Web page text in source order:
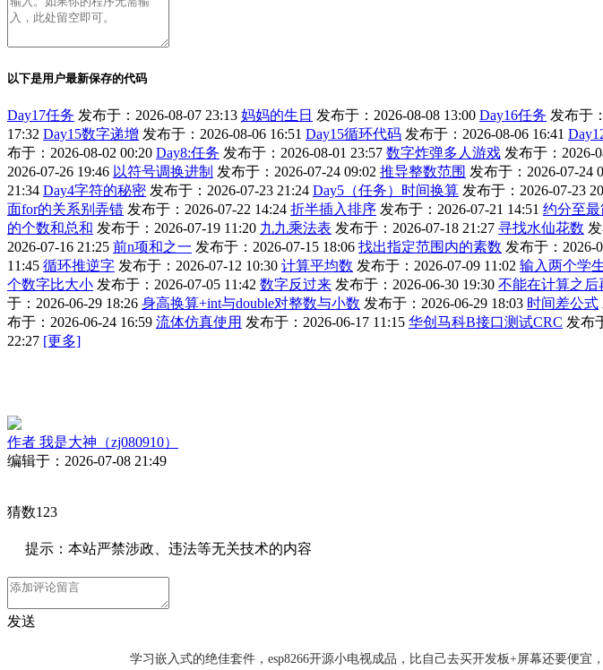
以下是用户最新保存的代码
Day17任务 发布于：2026-08-07 23:13 妈妈的生日 发布于：2026-08-08 13:00 Day16任务 发布于
17:32 Day15数字递增 发布于：2026-08-06 16:51 Day15循环代码 发布于：2026-08-06 16:41
布于：2026-08-02 00:20 Day8:任务 发布于：2026-08-01 23:57 数字炸弹多人游戏 发布于：2026-
2026-07-26 19:46 以符号调换进制 发布于：2026-07-24 09:02 推导整数范围 发布于：2026-07-24
21:34 Day4字符的秘密 发布于：2026-07-23 21:24 Day5（任务）时间换算 发布于：2026-07-23
面for的关系别弄错 发布于：2026-07-22 14:24 折半插入排序 发布于：2026-07-21 14:51 约分至
的个数和总和 发布于：2026-07-19 11:20 九九乘法表 发布于：2026-07-18 21:27 寻找水仙花数
2026-07-16 21:25 前n项和之一 发布于：2026-07-15 18:06 找出指定范围内的素数 发布于：2026-
11:45 循环推逆字 发布于：2026-07-12 10:30 计算平均数 发布于：2026-07-09 11:02 输入两个学
个数字比大小 发布于：2026-07-05 11:42 数字反过来 发布于：2026-06-30 19:30 不能在计算之后
于：2026-06-29 18:26 身高换算+int与double对整数与小数 发布于：2026-06-29 18:03 时间差公式
布于：2026-06-24 16:59 流体仿真使用 发布于：2026-06-17 11:15 华创马科B接口测试CRC 发布
22:27 [更多]
作者 我是大神（zj080910）
编辑于：2026-07-08 21:49
猜数123
提示：本站严禁涉政、违法等无关技术的内容
发送
学习嵌入式的绝佳套件，esp8266开源小电视成品，比自己去买开发板+屏幕还要便